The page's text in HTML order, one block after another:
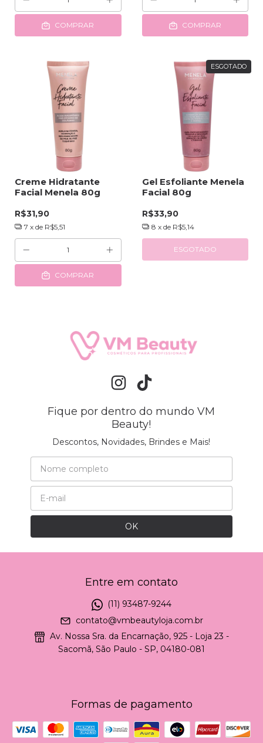
COMPRAR COMPRAR
Creme Hidratante
Facial Menela 80g
R$31,90
7 x de R$5,51
COMPRAR
ESGOTADO
Gel Esfoliante Menela
Facial 80g
R$33,90
8 x de R$5,14
ESGOTADO
Fique por dentro do mundo VM
Beauty!
Descontos, Novidades, Brindes e Mais!
Entre em contato
(11) 93487-9244
contato@vmbeautyloja.com.br
Av. Nossa Sra. da Encarnação, 925 - Loja 23 -
Sacomã, São Paulo - SP, 04180-081
Formas de pagamento